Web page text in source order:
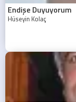
Endişe Duyuyorum
Hüseyin Kolaç